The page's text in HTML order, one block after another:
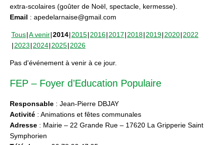
extra-scolaires (goûter de Noël, spectacle, kermesse).
Email : apedelarnaise@gmail.com
Tous A venir 2014 2015 2016 2017 2018 2019 2020 2022
2023 2024 2025 2026
Pas d'événement à venir à ce jour.
FEP – Foyer d’Education Populaire
Responsable : Jean-Pierre DBJAY
Activité : Animations et fêtes communales
Adresse : Mairie – 22 Grande Rue – 17620 La Gripperie Saint
Symphorien